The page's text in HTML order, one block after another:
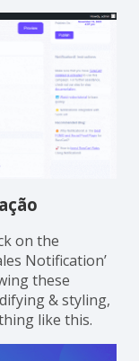
on the
Notification’
these
& styling,
like this.